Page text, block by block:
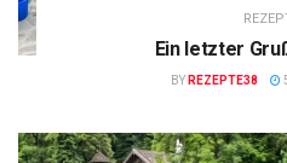
Ein letzter
BY REZEPTE38